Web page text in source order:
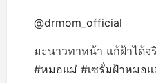
@drmom_official
มะนาวทาหน้า แก้ฝ้าได้จ
#หมอแม่ #เซรั่มฝ้าหมอ